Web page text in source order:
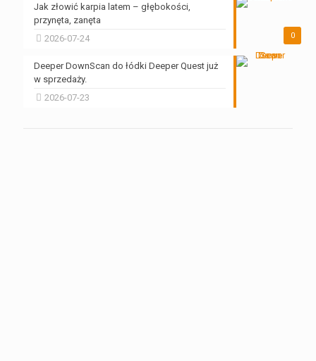
0
Jak złowić karpia latem – głębokości,
przynęta, zanęta
2026-07-24
Deeper DownScan do łódki Deeper Quest już
w sprzedaży.
2026-07-23